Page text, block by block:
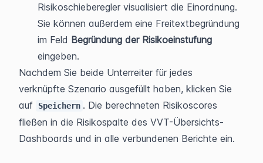
Risikoschieberegler visualisiert die Einordnung.
Sie können außerdem eine Freitextbegründung
im Feld Begründung der Risikoeinstufung
eingeben.
Nachdem Sie beide Unterreiter für jedes
verknüpfte Szenario ausgefüllt haben, klicken Sie
auf
Speichern . Die berechneten Risikoscores
fließen in die Risikospalte des VVT-Übersichts-
Dashboards und in alle verbundenen Berichte ein.